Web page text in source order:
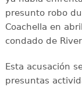
presunto robo
Coachella en
condado de
Esta acusación
presuntas